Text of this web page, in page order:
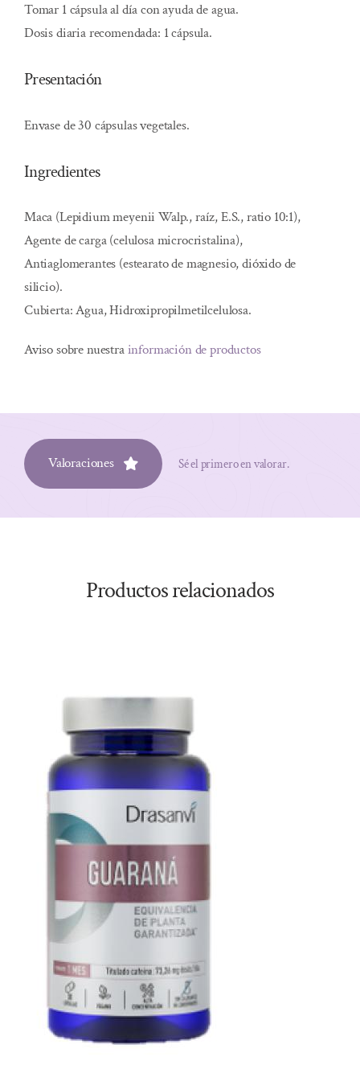
Tomar 1 cápsula al día con ayuda de agua.
Dosis diaria recomendada: 1 cápsula.
Presentación
Envase de 30 cápsulas vegetales.
Ingredientes
Maca (Lepidium meyenii Walp., raíz, E.S., ratio 10:1),
Agente de carga (celulosa microcristalina),
Antiaglomerantes (estearato de magnesio, dióxido de
silicio).
Cubierta: Agua, Hidroxipropilmetilcelulosa.
Aviso sobre nuestrainformación de productos
Valoraciones Sé el primero en valorar.
Productos relacionados